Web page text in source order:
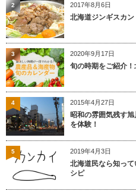
2017年8月6日
北海道ジンギスカ
2
2020年9月17日
旬の時期をご紹介
3
2015年4月27日
昭和の雰囲気残す旭
を体験！
4
2019年4月3日
北海道民なら知っ
シピ
5